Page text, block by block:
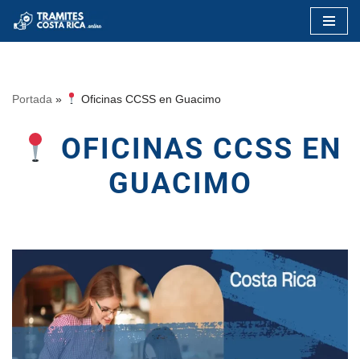
Saltar
Portada » Oficinas CCSS en Guacimo
OFICINAS CCSS EN
GUACIMO